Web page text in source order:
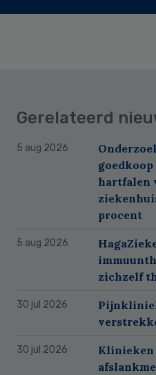
Gerelateerd
5 aug 2026
hartfalen
procent
5 aug 2026
zichzelf
30 jul 2026
30 jul 2026
Klinieken